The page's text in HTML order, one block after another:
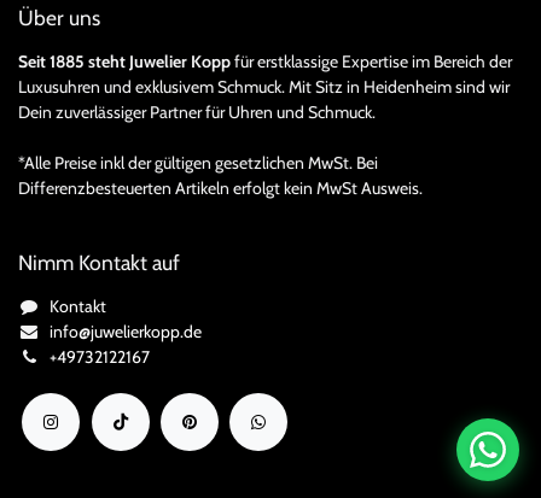
Über uns
Seit 1885 steht Juwelier Koppfür erstklassige Expertise im Bereich der
Luxusuhren und exklusivem Schmuck. Mit Sitz in Heidenheim sind wir
Dein zuverlässiger Partner für Uhren und Schmuck.
*Alle Preise inkl der gültigen gesetzlichen MwSt. Bei
Differenzbesteuerten Artikeln erfolgt kein MwSt Ausweis.
Nimm Kontakt auf
Kontakt
info@juwelierkopp.de
+49732122167